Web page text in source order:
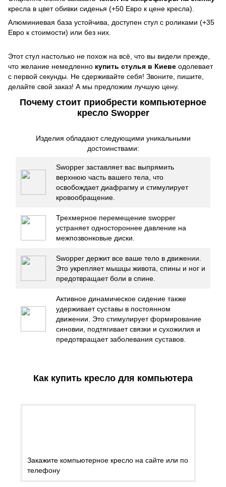
кресла в цвет обивки сиденья (+50 Евро к цене кресла).
Алюминиевая база устойчива, доступен стул с роликами (+35
Евро к стоимости) или без них.
Этот стул настолько не похож на всё, что вы видели прежде,
что желание немедленно купить стулья в Киеве одолевает
с первой секунды. Не сдерживайте себя! Звоните, пишите,
делайте свой заказ! А мы предложим лучшую цену.
Почему стоит приобрести компьютерное
кресло Swopper
Изделия обладают следующими уникальными
достоинствами:
Swopper заставляет вас выпрямить
верхнюю часть вашего тела, что
освобождает диафрагму и стимулирует
кровообращение.
Трехмерное перемещение swopper
устраняет одностороннее давление на
межпозвонковые диски.
Swopper держит все ваше тело в движении.
Это укрепляет мышцы живота, спины и ног и
предотвращает боли в спине.
Активное динамическое сидение также
удерживает суставы в постоянном
движении. Это стимулирует формирование
синовии, подтягивает связки и сухожилия и
предотвращает заболевания суставов.
Как купить кресло для компьютера
Закажите компьютерное кресло на сайте или по
телефону